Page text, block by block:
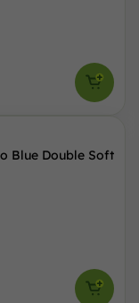
Blue Double Soft